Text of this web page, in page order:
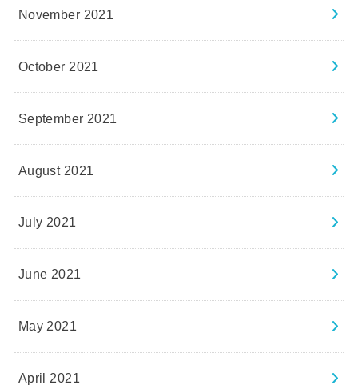
November 2021
October 2021
September 2021
August 2021
July 2021
June 2021
May 2021
April 2021